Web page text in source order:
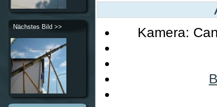
Kamera:
Nächstes Bild >>